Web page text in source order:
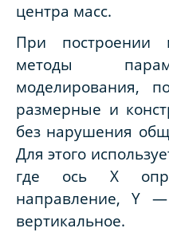
центра масс.
При построении
методы
моделирования,
размерные и
без нарушения
Для этого
где ось X
направление, Y
вертикальное.